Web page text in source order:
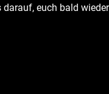
darauf, euch bald